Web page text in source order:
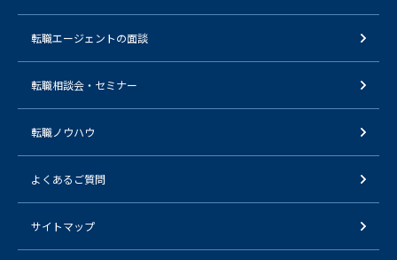
転職エージェントの面談
転職相談会・セミナー
転職ノウハウ
よくあるご質問
サイトマップ